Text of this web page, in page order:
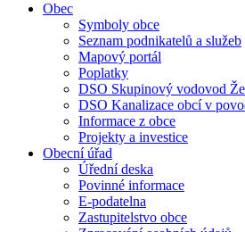
Obec
Symboly obce
Seznam podnikatelů a služeb
Mapový portál
Poplatky
DSO Skupinový vodovod
DSO Kanalizace obcí v
Informace z obce
Projekty a investice
Obecní úřad
Úřední deska
Povinné informace
E-podatelna
Zastupitelstvo obce